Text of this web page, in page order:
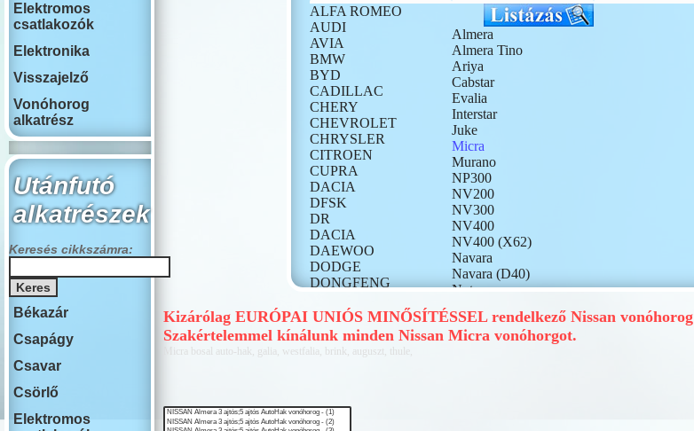
ALFA ROMEO
AUDI
AVIA
BMW
BYD
CADILLAC
CHERY
CHEVROLET
CHRYSLER
CITROEN
CUPRA
DACIA
DFSK
DR
DACIA
DAEWOO
DODGE
DONGFENG
FORD
GONOW
HONDA
ISUZU
IVECO
Almera
Almera Tino
Ariya
Cabstar
Evalia
Interstar
Juke
Micra
Murano
NP300
NV200
NV300
NV400
NV400 (X62)
Navara
Navara (D40)
Note
Patrol
Pixo
Kizárólag EURÓPAI UNIÓS MINŐSÍTÉSSEL rendelkező Nissan
Szakértelemmel kínálunk minden Nissan Micra vonóhorgot.
Micra bosal auto-hak, galia, westfalia, brink, auguszt, thule,
Elektromos
csatlakozók
Elektronika
Visszajelző
Vonóhorog
alkatrész
Utánfutó
alkatrészek
Keresés cikkszámra:
Békazár
Csapágy
Csavar
Csörlő
Elektromos